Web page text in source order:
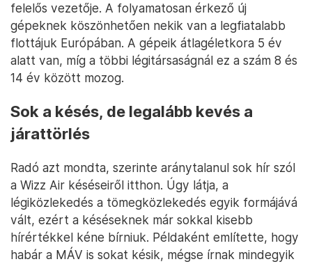
felelős vezetője. A folyamatosan érkező új
gépeknek köszönhetően nekik van a legfiatalabb
flottájuk Európában. A gépeik átlagéletkora 5 év
alatt van, míg a többi légitársaságnál ez a szám 8 és
14 év között mozog.
Sok a késés, de legalább kevés a
járattörlés
Radó azt mondta, szerinte aránytalanul sok hír szól
a Wizz Air késéseiről itthon. Úgy látja, a
légiközlekedés a tömegközlekedés egyik formájává
vált, ezért a késéseknek már sokkal kisebb
hírértékkel kéne bírniuk. Példaként említette, hogy
habár a MÁV is sokat késik, mégse írnak mindegyik